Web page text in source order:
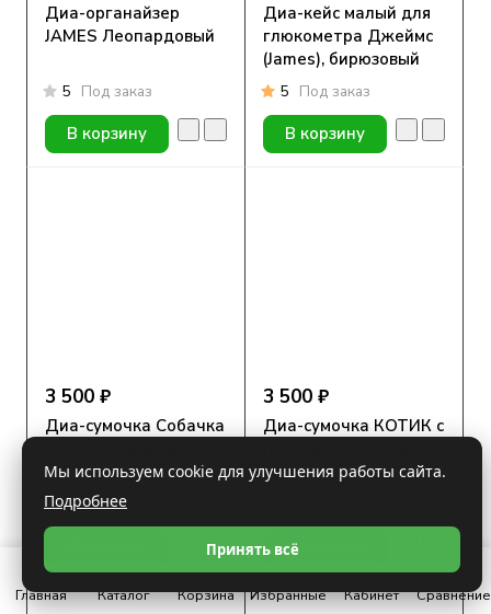
Диа-органайзер
JAMES Леопардовый
5 Под заказ
В корзину
Диа-кейс малый для
глюкометра Джеймс
(James), бирюзовый
цвет
5 Под заказ
В корзину
3 500 ₽
Диа-сумочка Собачка
5 Под заказ
3 500 ₽
Диа-сумочка КОТИК с
В корзину
Главная Каталог Корзина Избранные Кабинет Сравнение
Мы используем cookie для улучшения работы сайта.
Подробнее
Принять всё